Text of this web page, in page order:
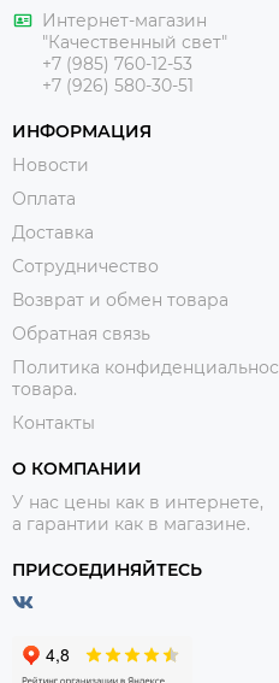
Интернет-магазин
"Качественный свет"
+7 (985) 760-12-53
+7 (926) 580-30-51
ИНФОРМАЦИЯ
Новости
Оплата
Доставка
Сотрудничество
Возврат и обмен товара
Обратная связь
Политика
товара.
Контакты
О КОМПАНИИ
У нас цены как в интернете,
а гарантии как в магазине.
ПРИСОЕДИНЯЙТЕСЬ